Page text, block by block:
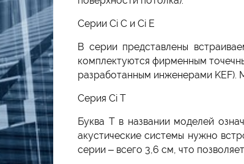
Серии Ci C и Ci E
В серии представлены
комплектуются фирменным
разработанным инженерами KEF).
Серия Ci T
Буква T в названии моделей
акустические системы нужно
серии – всего 3,6 см, что